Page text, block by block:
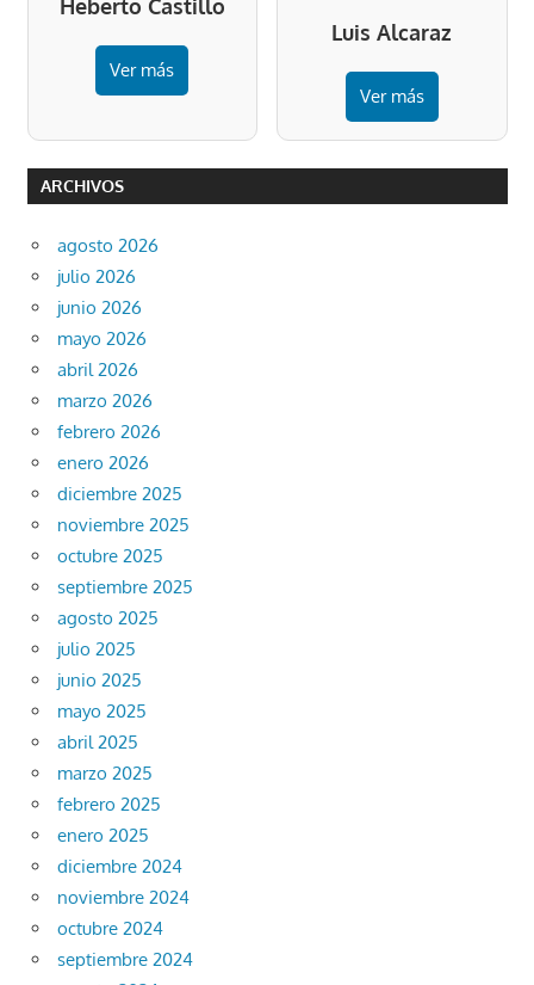
Heberto Castillo
Ver más
Luis Alcaraz
Ver más
ARCHIVOS
agosto 2026
julio 2026
junio 2026
mayo 2026
abril 2026
marzo 2026
febrero 2026
enero 2026
diciembre 2025
noviembre 2025
octubre 2025
septiembre 2025
agosto 2025
julio 2025
junio 2025
mayo 2025
abril 2025
marzo 2025
febrero 2025
enero 2025
diciembre 2024
noviembre 2024
octubre 2024
septiembre 2024